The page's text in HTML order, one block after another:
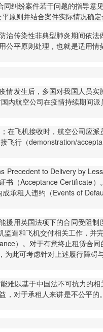
纠纷案件若干问题的指导意
原则并结合案件实际情况确定
传染性非典型肺炎期间依
平原则处理，也就是适用
发生后，多国对我国人员
内航空公司在疫情持续期间
在飞机接收时，航空公司应
飞行（demonstration/
Precedent to Delivery by
书（Acceptance Certificate
承租人违约（Events of
用英国法项下的合同受阻
造和飞机交付相关工作，并
）。对于有意终止租赁合
此可考虑针对上述履行障碍
难以基于中国法不可抗力的
对于承租人来讲是不公平